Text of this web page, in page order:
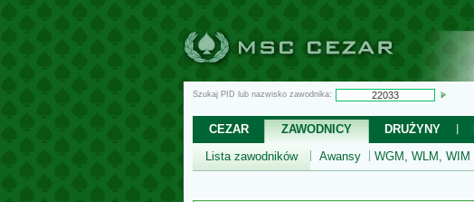
Szukaj PID lub nazwisko zawodnika:
CEZAR ZAWODNICY DRUŻYNY
Lista zawodników
Awansy WGM, WLM, WIM